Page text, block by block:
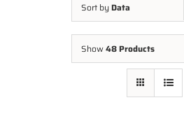
Sort byData
Show48 Products